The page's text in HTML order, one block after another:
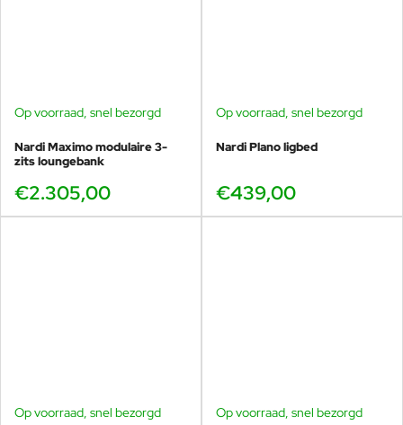
Op voorraad, snel bezorgd
Nardi Maximo modulaire 3-
zits loungebank
€2.305,00
Op voorraad, snel bezorgd
Nardi Plano ligbed
€439,00
Op voorraad, snel bezorgd Op voorraad, snel bezorgd